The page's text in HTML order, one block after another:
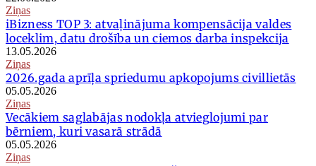
Ziņas
iBizness TOP 3: atvaļinājuma kompensācija valdes
loceklim, datu drošība un ciemos darba inspekcija
13.05.2026
Ziņas
2026.gada aprīļa spriedumu apkopojums civillietās
05.05.2026
Ziņas
Vecākiem saglabājas nodokļa atvieglojumi par
bērniem, kuri vasarā strādā
05.05.2026
Ziņas